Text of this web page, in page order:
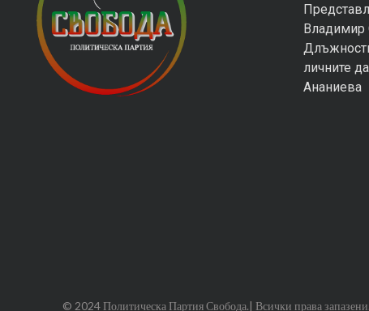
Владимир
личните
Ананиева
© 2024 Политическа Партия Свобода.| Всички права